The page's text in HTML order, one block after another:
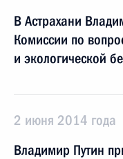
В Астрахани
Комиссии по
и экологической
2 июня 2014 года
Владимир Путин